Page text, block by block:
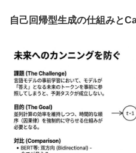
自己回帰型生成の仕組みと